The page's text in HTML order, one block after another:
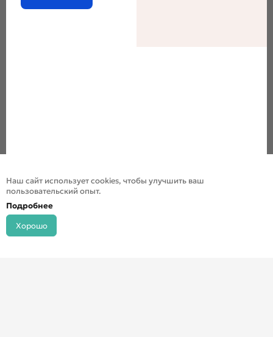
Наш сайт использует cookies, чтобы улучшить ваш
пользовательский опыт.
Подробнее
Хорошо